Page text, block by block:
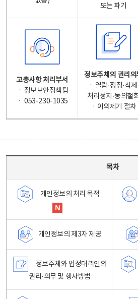
또는 파기
고충사항 처리부서
ㆍ 정보보안정책팀
ㆍ 053-230-1035
정보주체의 권리의
ㆍ 열람·정정·삭제
처리정지·동의철회
ㆍ이의제기 절차
목차
개인정보의 처리 목적
개인정보의 제3자 제공
정보주체와 법정대리인의
권리·의무 및 행사방법